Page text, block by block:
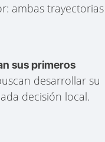
ambas trayectorias
sus primeros
desarrollar su
decisión local.